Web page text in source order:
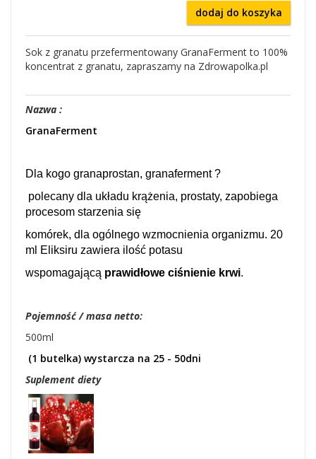
dodaj do koszyka
Sok z granatu przefermentowany GranaFerment to 100%
koncentrat z granatu, zapraszamy na Zdrowapolka.pl
Nazwa :
GranaFerment
Dla kogo granaprostan, granaferment ?
polecany dla układu krążenia, prostaty, zapobiega
procesom starzenia się
komórek, dla ogólnego wzmocnienia organizmu. 20
ml Eliksiru zawiera ilość potasu
wspomagającą prawidłowe ciśnienie krwi.
Pojemność / masa netto:
500ml
(1 butelka) wystarcza na 25 - 50dni
Suplement diety